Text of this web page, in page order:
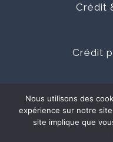
Crédit
Crédit
Nous utilisons des
expérience sur notre
site implique que